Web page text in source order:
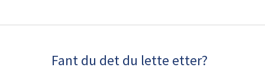
Fant du det du lette etter?